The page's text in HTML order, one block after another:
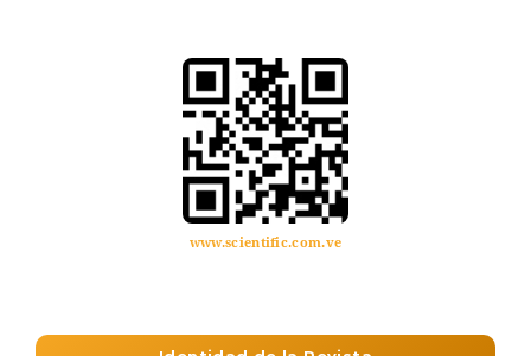
www.scientific.com.ve